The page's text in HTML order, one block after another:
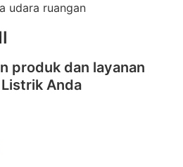
udara ruangan
produk dan layanan
Anda